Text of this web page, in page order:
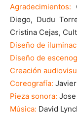
Agradecimientos:
Diego, Dudu
Cristina Cejas,
Diseño de
Diseño de
Creación
Coreografía:
Pieza sonora:
Música: David